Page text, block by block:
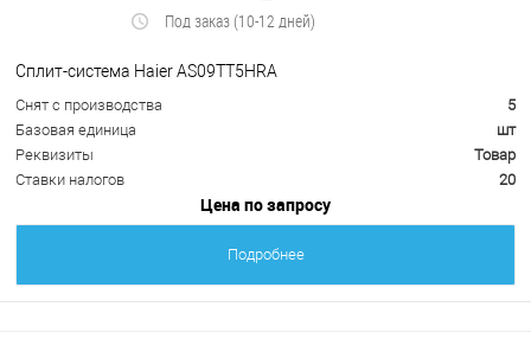
Под заказ (10-12 дней)
Сплит-система Haier AS09TT5HRA
Снят с производства
5
Базовая единица
шт
Реквизиты
Товар
Ставки налогов
20
Цена по запросу
Подробнее